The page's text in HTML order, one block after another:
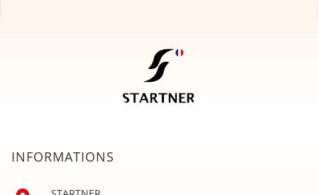
INFORMATIONS